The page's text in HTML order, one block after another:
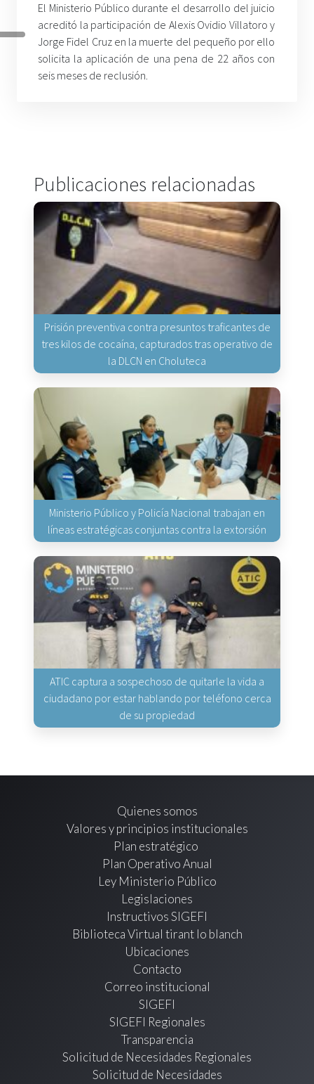
El Ministerio Público durante el desarrollo del juicio
acreditó la participación de Alexis Ovidio Villatoro y
Jorge Fidel Cruz en la muerte del pequeño por ello
solicita la aplicación de una pena de 22 años con
seis meses de reclusión.
Publicaciones relacionadas
Prisión preventiva contra presuntos traficantes de
tres kilos de cocaína, capturados tras operativo de
la DLCN en Choluteca
Ministerio Público y Policía Nacional trabajan en
líneas estratégicas conjuntas contra la extorsión
ATIC captura a sospechoso de quitarle la vida a
ciudadano por estar hablando por teléfono cerca
de su propiedad
Quienes somos
Valores y principios institucionales
Plan estratégico
Plan Operativo Anual
Ley Ministerio Público
Legislaciones
Instructivos SIGEFI
Biblioteca Virtual tirant lo blanch
Ubicaciones
Contacto
Correo institucional
SIGEFI
SIGEFI Regionales
Transparencia
Solicitud de Necesidades Regionales
Solicitud de Necesidades